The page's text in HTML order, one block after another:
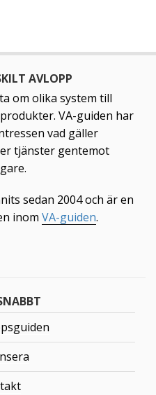
AVLOPP
om olika system till
VA-guiden har
vad gäller
tjänster gentemot
sedan 2004 och är en
inom VA-guiden.